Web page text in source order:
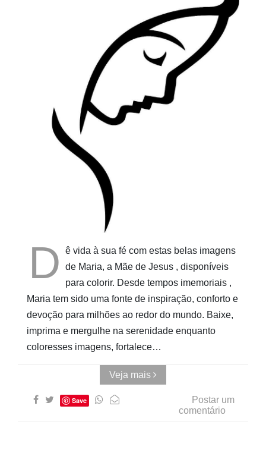
D
ê vida à sua fé com estas belas imagens
de Maria, a Mãe de Jesus , disponíveis
para colorir. Desde tempos imemoriais ,
Maria tem sido uma fonte de inspiração, conforto e
devoção para milhões ao redor do mundo. Baixe,
imprima e mergulhe na serenidade enquanto
coloresses imagens, fortalece…
Veja mais
Save
Postar um
comentário